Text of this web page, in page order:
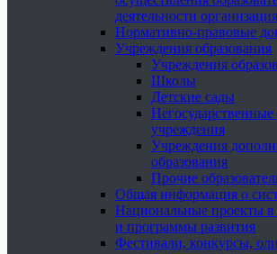
деятельности
Нормативно-правовые
Учреждения образования
Учреждения
Школы
Детские сады
Негосударственные
учреждения
Учреждения
образования
Прочие
Общая информация о
Национальные проекты в
и программы развития
Фестивали, конкурсы,